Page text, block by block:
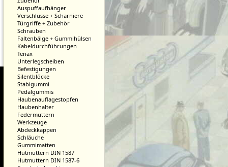
Auspuffaufhänger
Verschlüsse + Scharniere
Türgriffe + Zubehör
Schrauben
Faltenbälge + Gummihülsen
Kabeldurchführungen
Tenax
Unterlegscheiben
Befestigungen
Silentblöcke
Stabigummi
Pedalgummis
Haubenauflagestopfen
Haubenhalter
Federmuttern
Werkzeuge
Abdeckkappen
Schläuche
Gummimatten
Hutmuttern DIN 1587
Hutmuttern DIN 1587-6